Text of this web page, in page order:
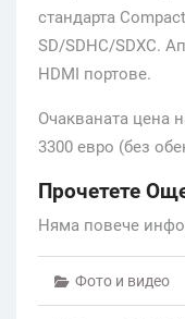
стандарта
SD/SDHC/SDXC.
HDMI портове.
Очакваната цена
3300 евро (без
Прочетете
Няма повече
Фото и видео